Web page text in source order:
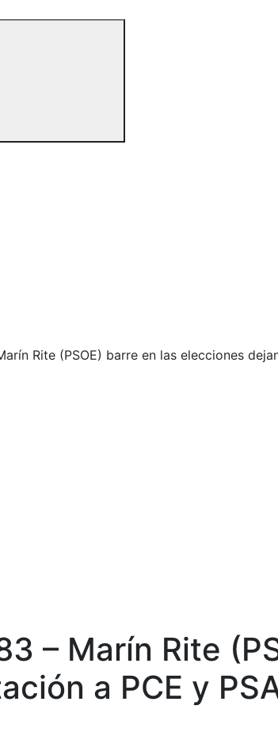
Rite (PSOE) barre en las elecciones
– Marín Rite
a PCE y